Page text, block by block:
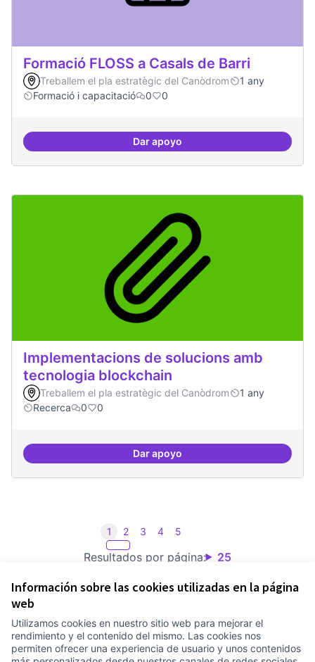
Información sobre las cookies utilizadas en la página
web
Utilizamos cookies en nuestro sitio web para mejorar el
rendimiento y el contenido del mismo. Las cookies nos
permiten ofrecer una experiencia de usuario y unos contenidos
Formació FLOSS a Casals de Barri
Treballem el pla estratègic del Canòdrom
1 any
Formació i capacitació
0 0
Dar apoyoFormació FLOSS a Casals de
Implementacions de solucions amb
tecnologia blockchain
Treballem el pla estratègic del Canòdrom
1 any
Recerca
0 0
Dar apoyoImplementacions de solucions
Resultados por página: 25
1 2 3 4 5
Términos y condiciones de uso
Configuración de cookies
Comunitat Canòdrom en Facebook
(Link extern)
Comunitat Canòdrom en Instagram
(Link extern)
Comunitat Canòdrom en YouTube
(Link extern)
Castellano